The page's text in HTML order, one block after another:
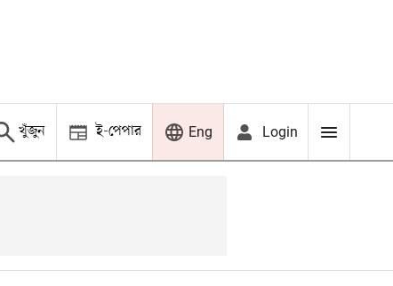
খুঁজুন ই-পেপার Eng Login